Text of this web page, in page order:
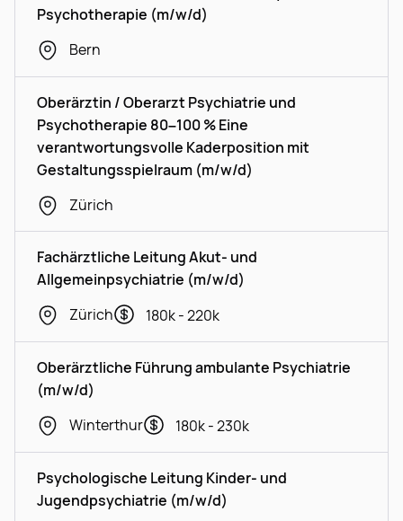
Psychotherapie (m/w/d)
Bern
Oberärztin / Oberarzt Psychiatrie und
Psychotherapie 80–100 % Eine
verantwortungsvolle Kaderposition mit
Gestaltungsspielraum (m/w/d)
Zürich
Fachärztliche Leitung Akut- und
Allgemeinpsychiatrie (m/w/d)
Zürich
180k - 220k
Oberärztliche Führung ambulante Psychiatrie
(m/w/d)
Winterthur
180k - 230k
Psychologische Leitung Kinder- und
Jugendpsychiatrie (m/w/d)